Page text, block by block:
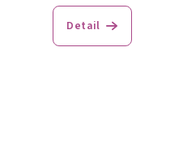
Detail